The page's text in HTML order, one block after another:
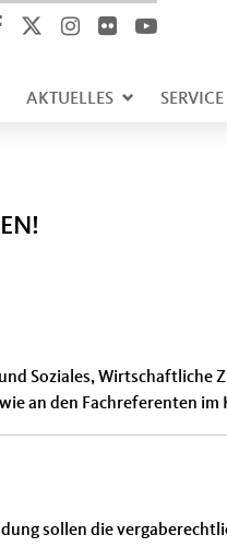
AKTUELLES SERVICE
Soziales, Wirtschaftliche
an den Fachreferenten
sollen die